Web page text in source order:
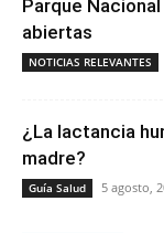
Parque
abiertas
NOTICIAS RELEVANTES
¿La lactancia
madre?
Guía Salud 5 agosto,